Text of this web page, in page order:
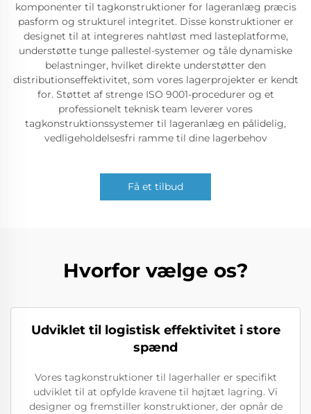
komponenter til tagkonstruktioner for lageranlæg præcis
pasform og strukturel integritet. Disse konstruktioner er
designet til at integreres nahtløst med lasteplatforme,
understøtte tunge pallestel-systemer og tåle dynamiske
belastninger, hvilket direkte understøtter den
distributionseffektivitet, som vores lagerprojekter er kendt
for. Støttet af strenge ISO 9001-procedurer og et
professionelt teknisk team leverer vores
tagkonstruktionssystemer til lageranlæg en pålidelig,
vedligeholdelsesfri ramme til dine lagerbehov
Få et tilbud
Hvorfor vælge os?
Udviklet til logistisk effektivitet i store
spænd
Vores tagkonstruktioner til lagerhaller er specifikt
udviklet til at opfylde kravene til højtæt lagring. Vi
designer og fremstiller konstruktioner, der opnår de